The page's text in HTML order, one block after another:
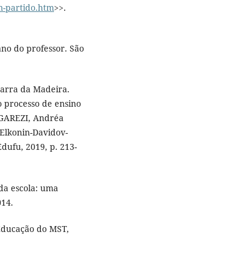
partido.htm>>.
do professor. São
da Madeira.
de ensino
Andréa
Davidov-
2019, p. 213-
escola: uma
do MST,